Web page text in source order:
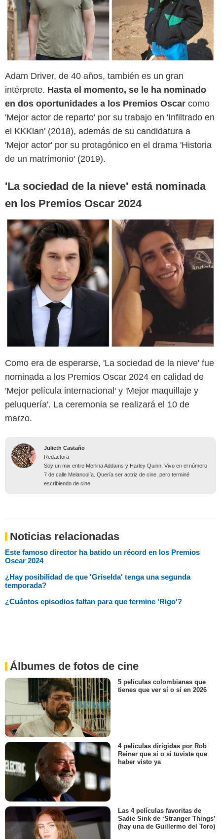
Adam Driver, de 40 años, también es un gran
intérprete. Hasta el momento, se le ha nominado
en dos oportunidades a los Premios Oscar como
'Mejor actor de reparto' por su trabajo en 'Infiltrado en
el KKKlan' (2018), además de su candidatura a
'Mejor actor' por su protagónico en el drama 'Historia
de un matrimonio' (2019).
'La sociedad de la nieve' está nominada
en los Premios Oscar 2024
Historia de un matrimonio/Instagram @vogrincicenzo
Como era de esperarse, 'La sociedad de la nieve' fue
nominada a los Premios Oscar 2024 en calidad de
'Mejor película internacional' y 'Mejor maquillaje y
peluquería'. La ceremonia se realizará el 10 de
marzo.
Julieth Castaño
Redactora
Soy un mix entre Merlina Addams y Harley Quinn. Vivo en el número
7 de calle Melancolía. Quería ser actriz de cine, pero terminé
escribiendo de cine
Noticias relacionadas
Este famoso director ha batido un récord en los Premios
Oscar 2024
¿Hay posibilidad de que 'Griselda' tenga una segunda
temporada?
¿Cuántos episodios faltan para que termine 'Rigo'?
Álbumes de fotos de cine
5 películas colombianas que
tienes que ver sí o sí en 2026
4 películas dirigidas por Rob
Reiner que sí o sí tuviste que
haber visto ya
Las 4 películas favoritas de
Sadie Sink de ‘Stranger Things’
(hay una de Guillermo del Toro)